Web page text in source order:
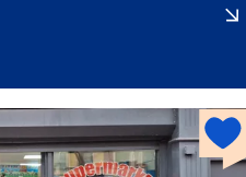
c
a
S
h
o